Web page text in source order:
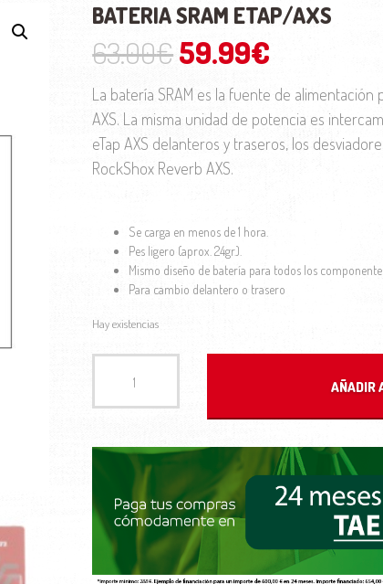
BATERIA SRAM ETAP/AXS
63.00€El precio
59.99€
La batería SRAM es la fuente de alimentación
AXS. La misma unidad de potencia es
eTap AXS delanteros y traseros, los
RockShox Reverb AXS.
Se carga en menos de 1 hora.
Pes ligero (aprox. 24gr.).
Mismo diseño de batería para todos los
Para cambio delantero o trasero
Hay existencias
AÑADIR